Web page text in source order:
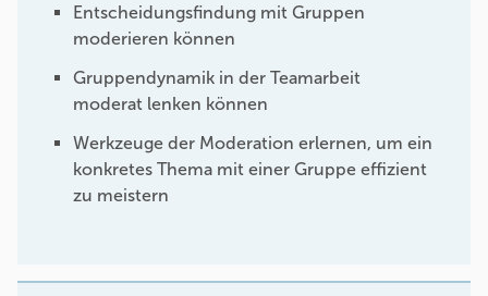
Entscheidungsfindung mit Gruppen
moderieren können
Gruppendynamik in der Teamarbeit
moderat lenken können
Werkzeuge der Moderation erlernen, um ein
konkretes Thema mit einer Gruppe effizient
zu meistern